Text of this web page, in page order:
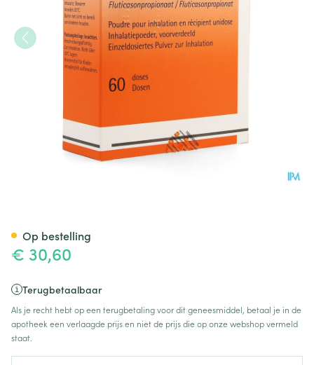
€ 30,60
Terugbetaalbaar
Als je recht hebt op een terugbetaling voor dit geneesmiddel, betaal je in de
apotheek een verlaagde prijs en niet de prijs die op onze webshop vermeld
staat.
Op bestelling